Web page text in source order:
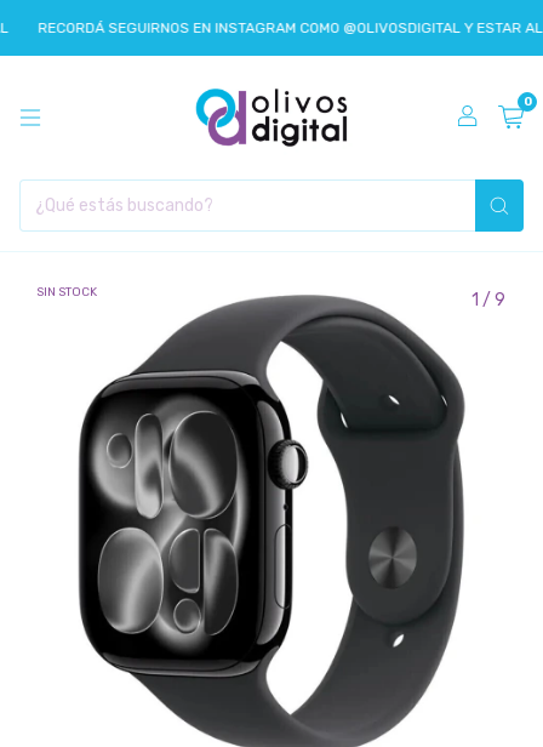
RECORDÁ SEGUIRNOS EN INSTAGRAM COMO @OLIVOSDIGITAL Y ESTAR AL
0
SIN STOCK 1 / 9